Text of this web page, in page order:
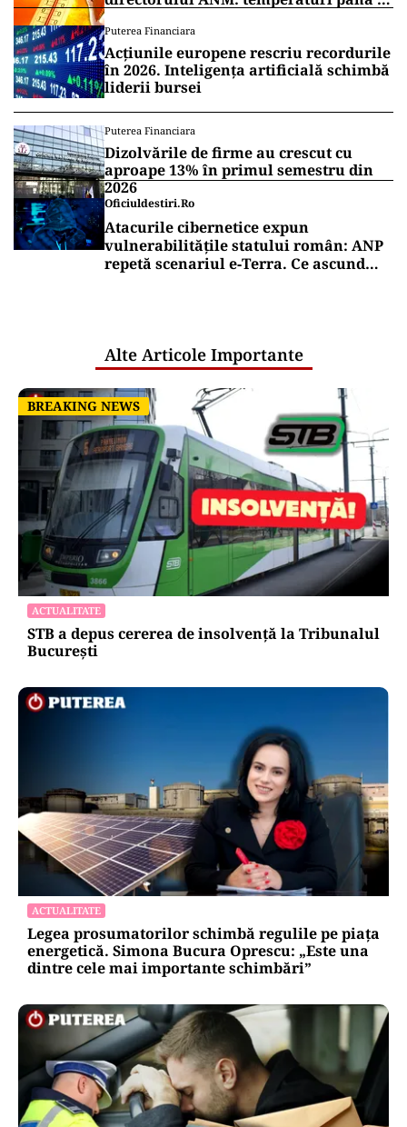
Puterea Financiara
Acțiunile europene rescriu recordurile
în 2026. Inteligența artificială schimbă
liderii bursei
Puterea Financiara
Dizolvările de firme au crescut cu
aproape 13% în primul semestru din
2026
Oficiuldestiri.ro
Atacurile cibernetice expun
vulnerabilitățile statului român: ANP
repetă scenariul e‑Terra. Ce ascund
Alte Articole Importante
BREAKING NEWS
BREAKING NEWS
ACTUALITATE
STB a depus cererea de insolvență la Tribunalul
București
ACTUALITATE
Legea prosumatorilor schimbă regulile pe piața
energetică. Simona Bucura Oprescu: „Este una
dintre cele mai importante schimbări”